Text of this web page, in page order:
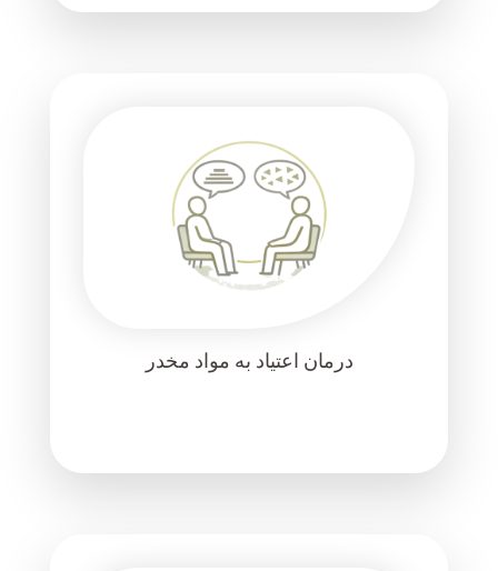
درمان اعتیاد به مواد مخدر